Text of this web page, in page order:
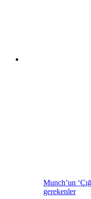
Munch’un
gerekenler